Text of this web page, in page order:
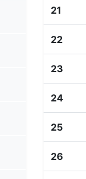
21
22
23
24
25
26